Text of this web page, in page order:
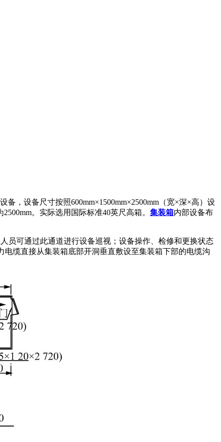
，设备尺寸按照600mm×1500mm×2500mm（宽×深×高）设
。实际选用国际标准40英尺高箱。 集装箱内部设备布
员可通过此通道进行设备巡视；设备操作、检修和更换状态
缆直接从集装箱底部开洞垂直敷设至集装箱下部的电缆沟